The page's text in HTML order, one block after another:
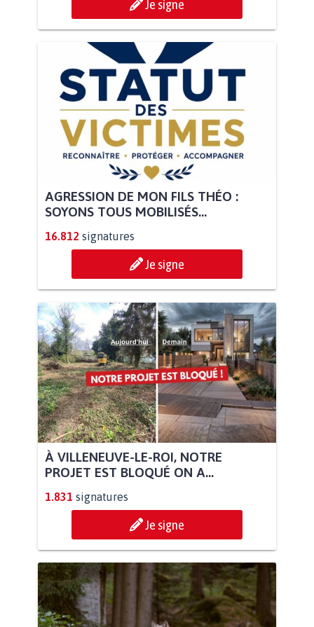
Je signe
AGRESSION DE MON FILS THÉO :
SOYONS TOUS MOBILISÉS...
16.812 signatures
Je signe
À VILLENEUVE-LE-ROI, NOTRE
PROJET EST BLOQUÉ ON A...
1.831 signatures
Je signe